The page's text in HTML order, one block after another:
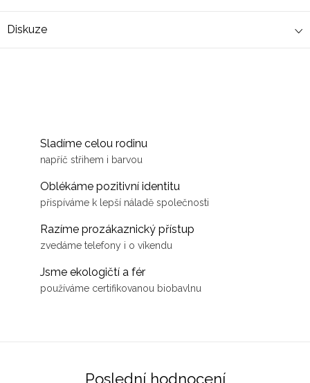
Diskuze
Sladíme celou rodinu
napříč střihem i barvou
Oblékáme pozitivní identitu
přispíváme k lepší náladě společnosti
Razíme prozákaznický přístup
zvedáme telefony i o víkendu
Jsme ekologičtí a fér
používáme certifikovanou biobavlnu
Poslední hodnocení